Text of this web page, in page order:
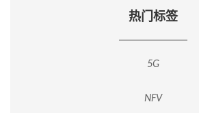
热门标签
5G
NFV